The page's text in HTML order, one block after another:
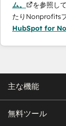
ム。
を参照し
たりNonprofits
HubSpot for
主な機能
無料ツール